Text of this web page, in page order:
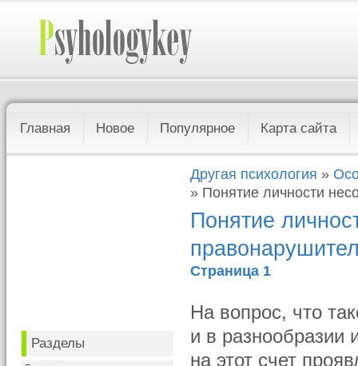
Главная Новое Популярное Карта сайта
Разделы
Другая психология »
» Понятие личности
Понятие
Страница 1
На вопрос, что
и в разнообразии
на этот счет